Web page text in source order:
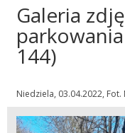
Galeria
144)
Niedziela, 03.04.2022, Fot.